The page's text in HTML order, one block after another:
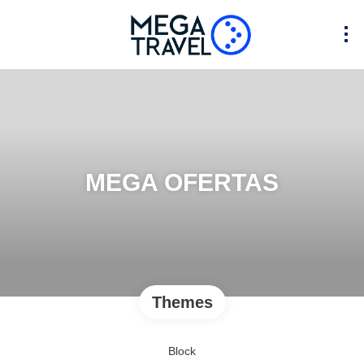
MEGA OFERTAS
Themes
Block